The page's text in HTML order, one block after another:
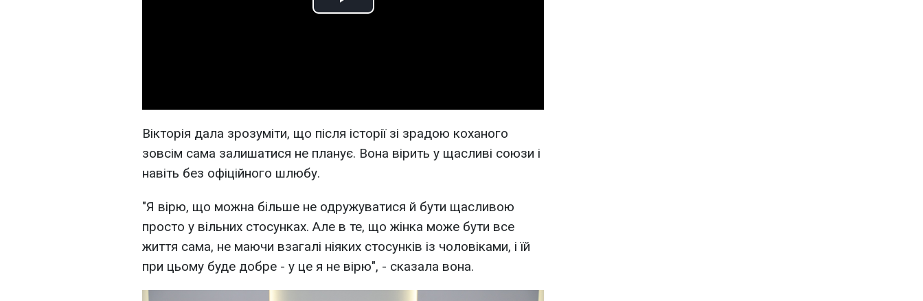
Play
Вікторія дала зрозуміти, що після історії зі зрадою коханого
зовсім сама залишатися не планує. Вона вірить у щасливі союзи і
навіть без офіційного шлюбу.
"Я вірю, що можна більше не одружуватися й бути щасливою
просто у вільних стосунках. Але в те, що жінка може бути все
життя сама, не маючи взагалі ніяких стосунків із чоловіками, і їй
при цьому буде добре - у це я не вірю", - сказала вона.